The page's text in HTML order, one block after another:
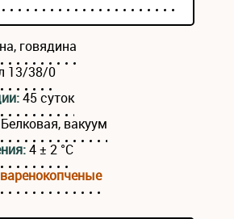
говядина
13/38/0
45 суток
Белковая, вакуум
4 ± 2 °С